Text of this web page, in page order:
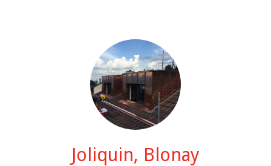
Joliquin, Blonay